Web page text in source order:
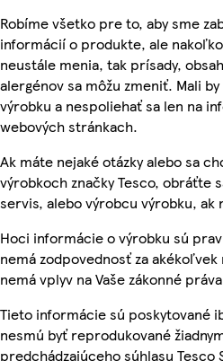
Robíme všetko pre to, aby sme
informácií o produkte, ale
neustále menia, tak prísady,
alergénov sa môžu zmeniť. Mali
výrobku a nespoliehať sa len na
webových stránkach.
Ak máte nejaké otázky alebo sa
výrobkoch značky Tesco, obráťte
servis, alebo výrobcu výrobku, ak
Hoci informácie o výrobku sú
nemá zodpovednosť za
nemá vplyv na Vaše zákonné
Tieto informácie sú poskytované
nesmú byť reprodukované
predchádzajúceho súhlasu Tesco